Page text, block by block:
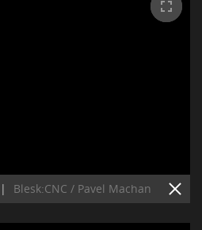
| Blesk:CNC / Pavel Machan